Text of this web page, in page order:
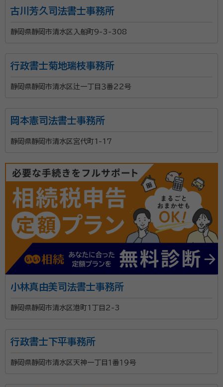
古川芳久司法書士事務所
静岡県静岡市清水区入船町9-3-308
行政書士菊地瑞枝事務所
静岡県静岡市清水区辻一丁目３番２２号
岡本憲司法書士事務所
静岡県静岡市清水区宮代町1-17
小林真由美司法書士事務所
静岡県静岡市清水区港町1丁目2-3
行政書士下平事務所
静岡県静岡市清水区天神一丁目１番１９号